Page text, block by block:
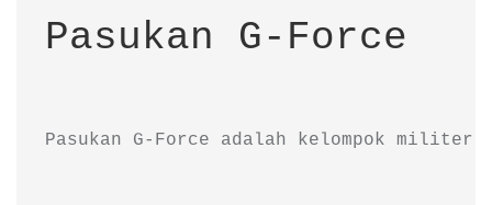
Pasukan G-Force
Pasukan G-Force adalah kelompok militer